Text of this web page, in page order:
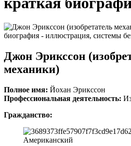
Джон Эрикссон
механики)
Полное имя: Йохан Эрикссон
Профессиональная деятельность:
Гражданство:
Американский